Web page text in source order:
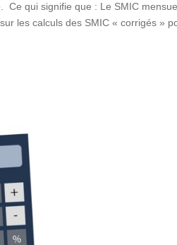
Ce qui signifie que : Le SMIC
les calculs des SMIC « corrigés »